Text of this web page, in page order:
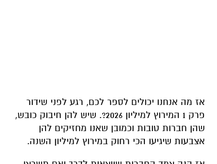
אז מה אנחנו יכולים לספר לכם, רגע לפני שידור
פרק 1 המירוץ למיליון 2026?. שיש להן חיבוק כובש,
שהן חברות טובות וכמובן שאנו מחזיקים להן
אצבעות שיגיעו הכי רחוק במירוץ למיליון השנה.